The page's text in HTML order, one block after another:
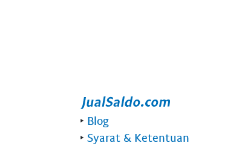
‣ Blog
‣ Syarat & Ketentuan